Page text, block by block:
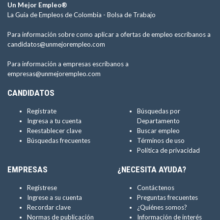
Un Mejor Empleo®
La Guía de Empleos de Colombia - Bolsa de Trabajo
Para información sobre como aplicar a ofertas de empleo escríbanos a
candidatos@unmejorempleo.com
Para información a empresas escríbanos a
empresas@unmejorempleo.com
CANDIDATOS
Regístrate
Ingresa a tu cuenta
Reestablecer clave
Búsquedas frecuentes
Búsquedas por
Departamento
Buscar empleo
Términos de uso
Política de privacidad
EMPRESAS
Regístrese
Ingrese a su cuenta
Recordar clave
Normas de publicación
¿NECESITA AYUDA?
Contáctenos
Preguntas frecuentes
¿Quiénes somos?
Información de interés